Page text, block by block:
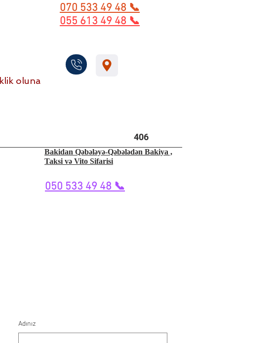
070 533 49 48 📞
055 613 49 48 📞
oluna
406
Bakidan Qəbələyə-Qəbələdən Bakiya ,
Taksi və Vito Sifarisi
050 533 49 48 📞
Adınız